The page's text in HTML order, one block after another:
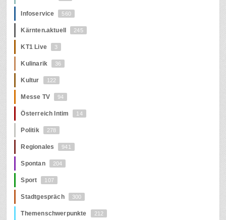
Infoservice 560
Kärnten.aktuell 245
KT1 Live 3
Kulinarik 36
Kultur 122
Messe TV 94
Österreich Intim 14
Politik 278
Regionales 941
Spontan 204
Sport 107
Stadtgespräch 300
Themenschwerpunkte 212